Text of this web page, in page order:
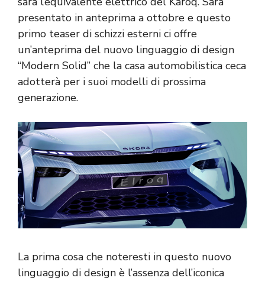
presentato in anteprima a ottobre e questo
primo teaser di schizzi esterni ci offre
un’anteprima del nuovo linguaggio di design
“Modern Solid” che la casa automobilistica ceca
adotterà per i suoi modelli di prossima
generazione.
La prima cosa che noteresti in questo nuovo
linguaggio di design è l’assenza dell’iconica